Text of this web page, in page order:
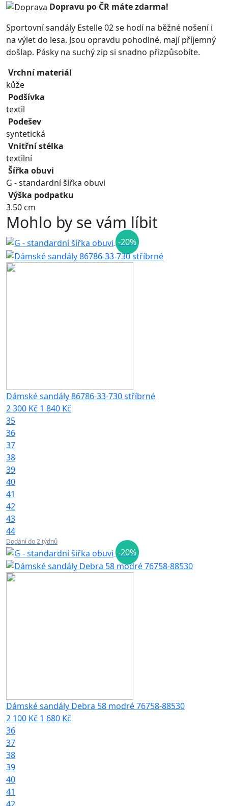
Dopravu po ČR mátezdarma!
Sportovní sandály Estelle 02 se hodí na běžné nošení i
na výlet do lesa. Jsou opravdu pohodlné, mají příjemný
došlap. Pásky na suchý zip si snadno přizpůsobíte.
Vrchní materiál
kůže
Podšívka
textil
Podešev
syntetická
Vnitřní stélka
textilní
Šířka obuvi
G - standardní šířka obuvi
Výška podpatku
3.50 cm
Mohlo by se vám líbit
-20%
Dámské sandály 86786-33-730 stříbrné
2 300 Kč 1 840 Kč
35
36
37
38
39
40
41
42
43
44
Dodání do 2 týdnů
-20%
Dámské sandály Debra 58 modré 76758-88530
2 100 Kč 1 680 Kč
36
37
38
39
40
41